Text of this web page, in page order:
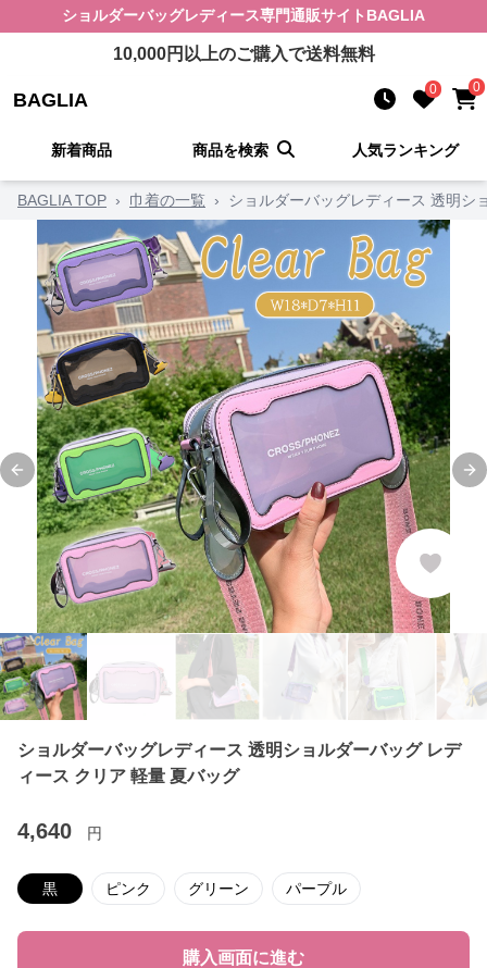
ショルダーバッグレディース専門通販サイト BAGLIA
10,000円以上のご購入で送料無料
BAGLIA 0 0
新着商品 商品を検索 人気ランキング
BAGLIA TOP › 巾着の一覧 › ショルダーバッグレディース 透明シ
Previous slide
ショルダーバッグレディース 透明ショルダーバッグ レデ
ィース クリア 軽量 夏バッグ
4,640 円
黒 ピンク グリーン パープル
購入画面に進む